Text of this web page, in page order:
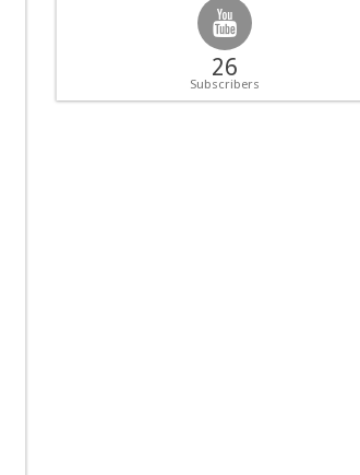
26
Subscribers